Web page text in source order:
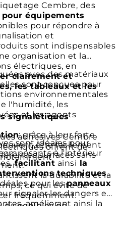
Cembre, des
équipements
pour répondre à
et
sont indispensables
organisation et la
électriques, en
clairement et
les tableaux et les
signalétiques
adhésives Cembre
offrent de
notamment
avec des matériaux
sont conçues pour
environnementales
l'humidité, les
et les agents
: grâce à leur forte
être facilement
surfaces sans
la durabilité et la
ce qui évite de
fréquemment.
: disponibles en
formats pour répondre
de signalisation des
sont idéales pour
à l'intérieur
facilitant ainsi la
techniques.
pour lespanneaux
signaler les dangers et
améliorant ainsi la
travail